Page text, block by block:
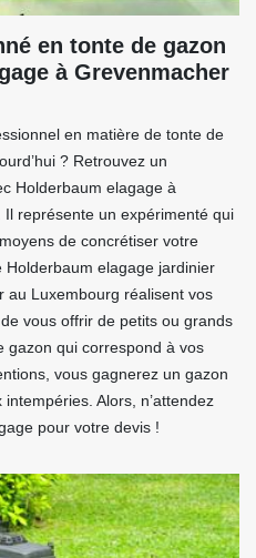
en tonte de gazon
à Grevenmacher
en matière de tonte de
? Retrouvez un
Holderbaum elagage à
représente un expérimenté qui
de concrétiser votre
elagage jardinier
au Luxembourg réalisent vos
vous offrir de petits ou grands
gazon qui correspond à vos
vous gagnerez un gazon
Alors, n’attendez
pour votre devis !